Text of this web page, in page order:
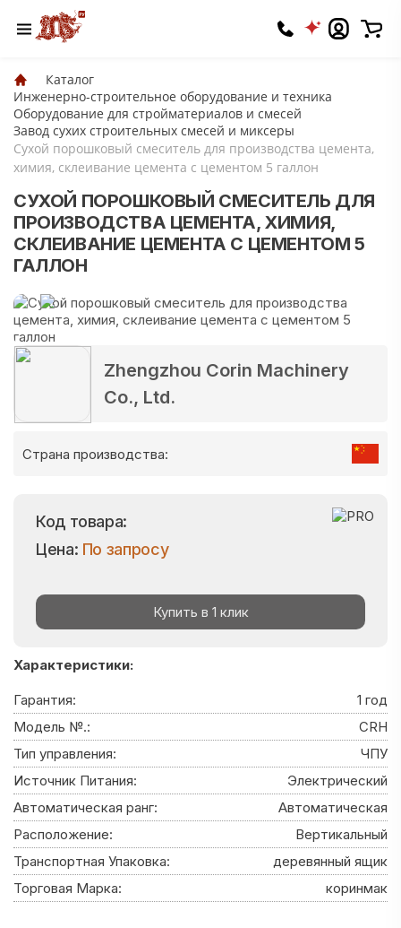
Каталог
Инженерно-строительное оборудование и техника
Оборудование для стройматериалов и смесей
Завод сухих строительных смесей и миксеры
Сухой порошковый смеситель для производства цемента,
химия, склеивание цемента с цементом 5 галлон
СУХОЙ ПОРОШКОВЫЙ СМЕСИТЕЛЬ ДЛЯ
ПРОИЗВОДСТВА ЦЕМЕНТА, ХИМИЯ,
СКЛЕИВАНИЕ ЦЕМЕНТА С ЦЕМЕНТОМ 5
ГАЛЛОН
Zhengzhou Corin Machinery
Co., Ltd.
Страна производства:
Код товара:
Цена: По запросу
Купить в 1 клик
Характеристики:
Гарантия:
1 год
Модель №.:
CRH
Тип управления:
ЧПУ
Источник Питания:
Электрический
Автоматическая ранг:
Автоматическая
Расположение:
Вертикальный
Транспортная Упаковка:
деревянный ящик
Торговая Марка:
коринмак